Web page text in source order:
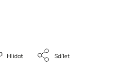
Hlídat Sdílet